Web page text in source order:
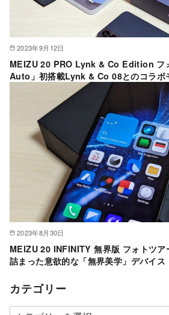
2023年9月12日
MEIZU 20 PRO Lynk & Co Edition フ
Auto」初搭載Lynk & Co 08とのコラボ
2023年8月30日
MEIZU 20 INFINITY 無界版 フォトツア
詰まった意欲的な「無界美学」デバイス
カテゴリー